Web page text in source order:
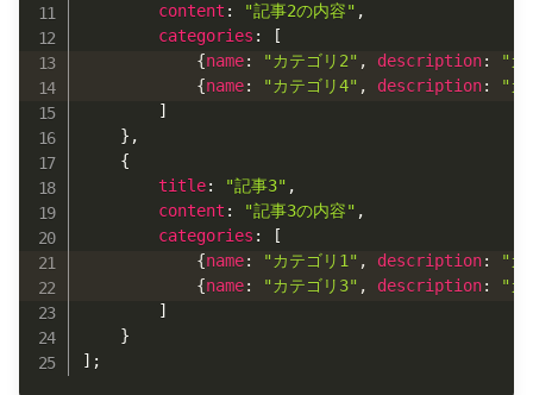
content : "記事2の内容" ,
categories :
[
{name: "カテゴリ2" , description:
"カ
{name: "カテゴリ4" , description:
"カ
]
} ,
{
title: "記事3" ,
content : "記事3の内容" ,
categories :
[
{name: "カテゴリ1" , description:
"カ
{name: "カテゴリ3" , description:
"カ
]
}
] ;